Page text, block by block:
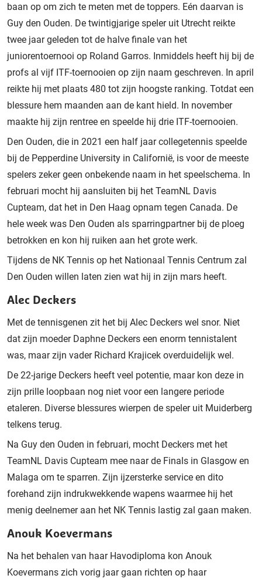
baan op om zich te meten met de toppers. Eén daarvan is
Guy den Ouden. De twintigjarige speler uit Utrecht reikte
twee jaar geleden tot de halve finale van het
juniorentoernooi op Roland Garros. Inmiddels heeft hij bij de
profs al vijf ITF-toernooien op zijn naam geschreven. In april
reikte hij met plaats 480 tot zijn hoogste ranking. Totdat een
blessure hem maanden aan de kant hield. In november
maakte hij zijn rentree en speelde hij drie ITF-toernooien.
Den Ouden, die in 2021 een half jaar collegetennis speelde
bij de Pepperdine University in Californië, is voor de meeste
spelers zeker geen onbekende naam in het speelschema. In
februari mocht hij aansluiten bij het TeamNL Davis
Cupteam, dat het in Den Haag opnam tegen Canada. De
hele week was Den Ouden als sparringpartner bij de ploeg
betrokken en kon hij ruiken aan het grote werk.
Tijdens de NK Tennis op het Nationaal Tennis Centrum zal
Den Ouden willen laten zien wat hij in zijn mars heeft.
Alec Deckers
Met de tennisgenen zit het bij Alec Deckers wel snor. Niet
dat zijn moeder Daphne Deckers een enorm tennistalent
was, maar zijn vader Richard Krajicek overduidelijk wel.
De 22-jarige Deckers heeft veel potentie, maar kon deze in
zijn prille loopbaan nog niet voor een langere periode
etaleren. Diverse blessures wierpen de speler uit Muiderberg
telkens terug.
Na Guy den Ouden in februari, mocht Deckers met het
TeamNL Davis Cupteam mee naar de Finals in Glasgow en
Malaga om te sparren. Zijn ijzersterke service en dito
forehand zijn indrukwekkende wapens waarmee hij het
menig deelnemer aan het NK Tennis lastig zal gaan maken.
Anouk Koevermans
Na het behalen van haar Havodiploma kon Anouk
Koevermans zich vorig jaar gaan richten op haar